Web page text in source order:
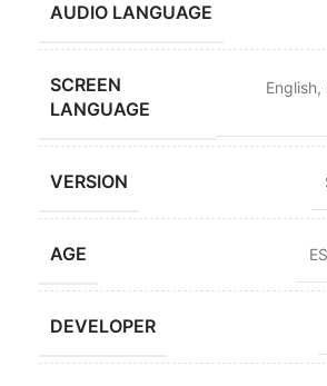
AUDIO LANGUAGE
SCREEN
LANGUAGE
English,
VERSION
AGE
DEVELOPER